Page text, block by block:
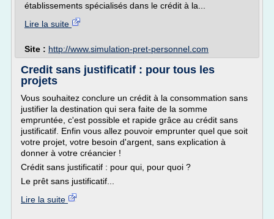
établissements spécialisés dans le crédit à la...
Lire la suite
Site : http://www.simulation-pret-personnel.com
Credit sans justificatif : pour tous les
projets
Vous souhaitez conclure un crédit à la consommation sans
justifier la destination qui sera faite de la somme
empruntée, c'est possible et rapide grâce au crédit sans
justificatif. Enfin vous allez pouvoir emprunter quel que soit
votre projet, votre besoin d'argent, sans explication à
donner à votre créancier !
Crédit sans justificatif : pour qui, pour quoi ?
Le prêt sans justificatif...
Lire la suite